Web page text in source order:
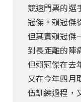
競速門票的選
冠傑。賴冠傑
但其實賴冠傑
到長距離的陣
但賴冠傑在去
又在今年四月
伍訓練過程，